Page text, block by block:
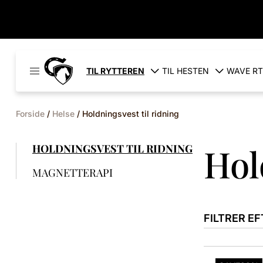
Denmark
TIL RYTTEREN TIL HESTEN WAVE
Forside / Helse / Holdningsvest til ridning
HOLDNINGSVEST TIL RIDNING
MAGNETTERAPI
FILTRER